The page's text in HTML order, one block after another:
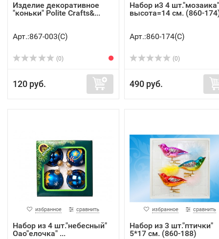
Изделие декоративное
"коньки" Polite Crafts&...
Арт.:867-003(C)
(0)
120 руб.
Набор и3 4 шт."мозаика"
высота=14 см. (860-
Арт.:860-174(C)
(0)
490 руб.
избранное сравнить
Набор из 4 шт."небесный"
Оао"елочка" ...
избранное сравнить
Набор из 3 шт."птички"
5*17 см. (860-188)